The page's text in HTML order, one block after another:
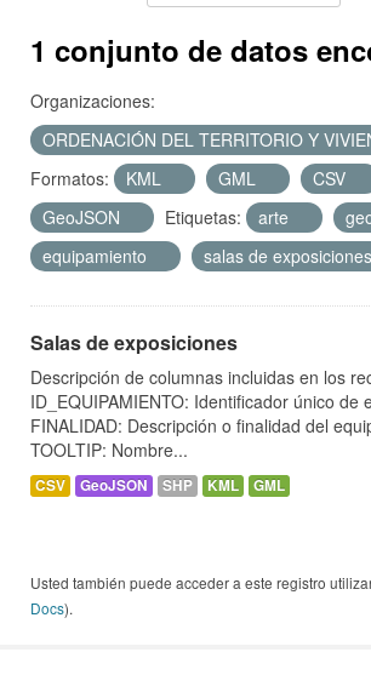
Acerca de
1 conjunto de datos
Organizaciones:
ORDENACIÓN DEL TERRITORIO Y
Formatos:
KML GML
CSV
GeoJSON
Etiquetas: arte
equipamiento
salas de exposiciones
Salas de exposiciones
Descripción de columnas incluidas en los
ID_EQUIPAMIENTO: Identificador único de
FINALIDAD: Descripción o finalidad del
TOOLTIP: Nombre...
CSV GeoJSON SHP KML GML
Usted también puede acceder a este registro
Docs).